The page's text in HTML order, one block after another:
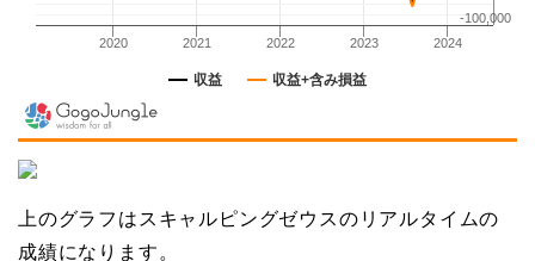
上のグラフはスキャルピングゼウスのリアルタイムの
成績になります。